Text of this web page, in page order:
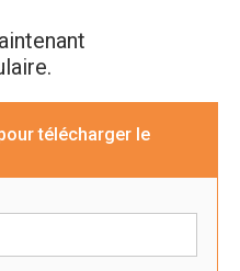
télécharger le